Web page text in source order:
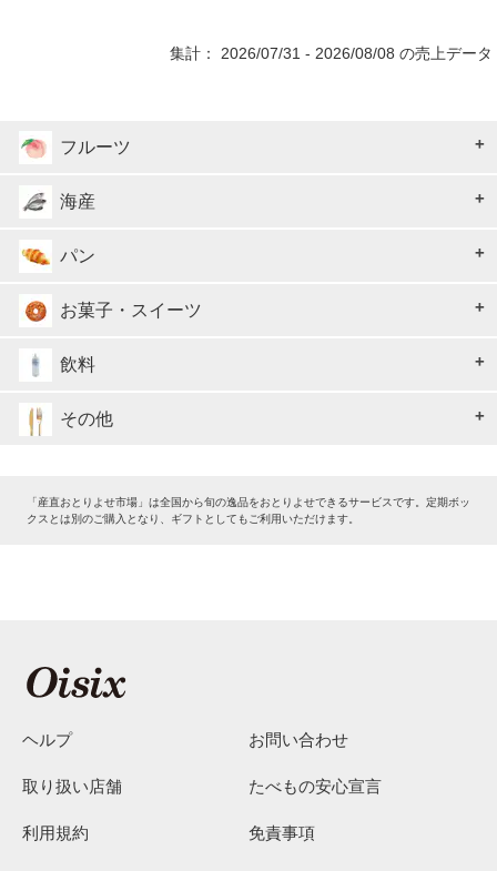
集計： 2026/07/31 - 2026/08/08 の売上データ
フルーツ
海産
パン
お菓子・スイーツ
飲料
その他
「産直おとりよせ市場」は全国から旬の逸品をおとりよせできるサービスです。定期ボッ
クスとは別のご購入となり、ギフトとしてもご利用いただけます。
ヘルプ お問い合わせ
取り扱い店舗 たべもの安心宣言
利用規約 免責事項